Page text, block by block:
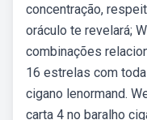
concentração,
oráculo te revelará;
combinações
16 estrelas com
cigano lenormand.
carta 4 no baralho